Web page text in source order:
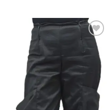
Toevoegen
aan
wenslijst